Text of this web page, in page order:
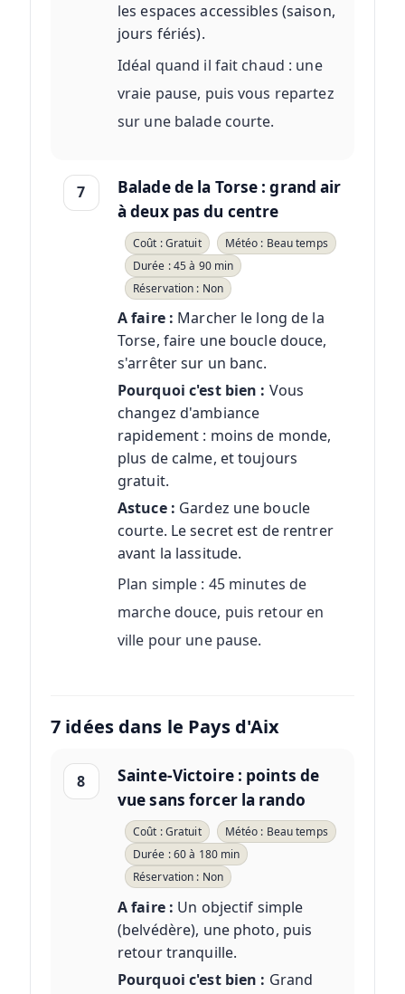
les espaces accessibles (saison,
jours fériés).
Idéal quand il fait chaud : une
vraie pause, puis vous repartez
sur une balade courte.
7
Balade de la Torse : grand air
à deux pas du centre
Coût : Gratuit
Météo : Beau temps
Durée : 45 à 90 min
Réservation : Non
A faire : Marcher le long de la
Torse, faire une boucle douce,
s'arrêter sur un banc.
Pourquoi c'est bien : Vous
changez d'ambiance
rapidement : moins de monde,
plus de calme, et toujours
gratuit.
Astuce : Gardez une boucle
courte. Le secret est de rentrer
avant la lassitude.
Plan simple : 45 minutes de
marche douce, puis retour en
ville pour une pause.
7 idées dans le Pays d'Aix
8
Sainte-Victoire : points de
vue sans forcer la rando
Coût : Gratuit
Météo : Beau temps
Durée : 60 à 180 min
Réservation : Non
A faire : Un objectif simple
(belvédère), une photo, puis
retour tranquille.
Pourquoi c'est bien : Grand